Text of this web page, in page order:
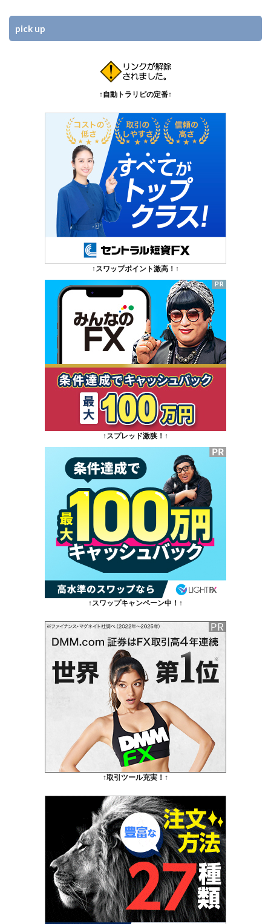
pick up
↑自動トラリピの定番↑
↑スワップポイント激高！↑
↑スプレッド激狭！↑
↑スワップキャンペーン中！↑
↑取引ツール充実！↑